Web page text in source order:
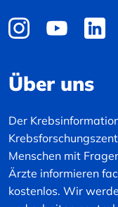
Über uns
Der
Menschen mit
Ärzte informieren
kostenlos. Wir